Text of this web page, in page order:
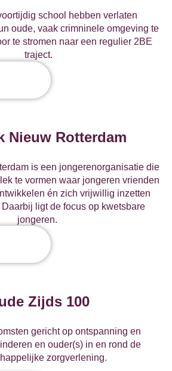
school hebben verlaten
oude, vaak crimninele omgeving te
te stromen naar een regulier 2BE
traject.
Nieuw Rotterdam
is een jongerenorganisatie die
te vormen waar jongeren vrienden
én zich vrijwillig inzetten
ligt de focus op kwetsbare
jongeren.
Zijds 100
gericht op ontspanning en
en ouder(s) in en rond de
zorgverlening.